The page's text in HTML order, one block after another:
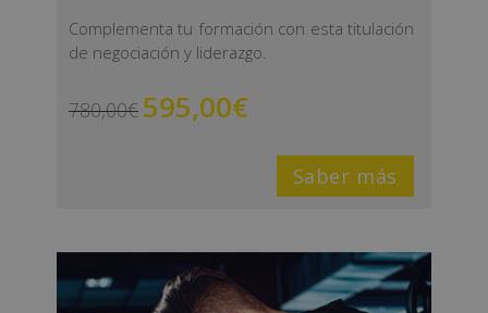
Complementa tu formación con esta titulación
de negociación y liderazgo.
780,00€ 595,00€
Saber más